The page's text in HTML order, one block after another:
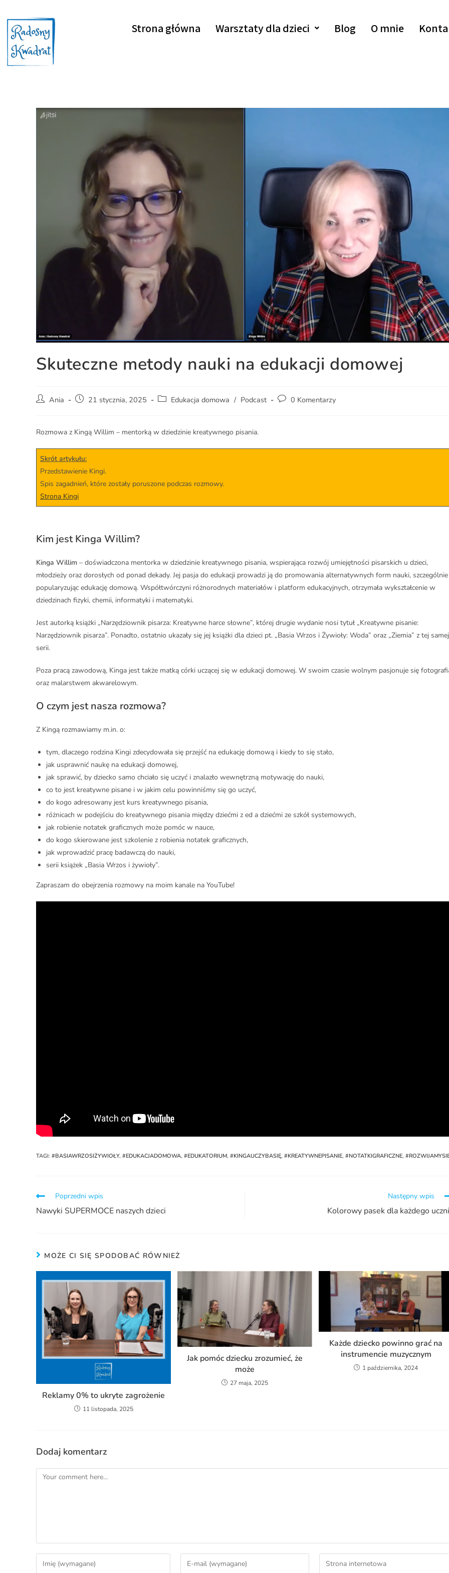
Strona główna Warsztaty dla dzieci Blog O mnie
Skuteczne metody nauki na edukacji domowej
Ania 21 stycznia, 2025 Edukacja domowa / Podcast 0 Komentarzy
Rozmowa z Kingą Willim – mentorką w dziedzinie kreatywnego pisania.
Skrót artykułu:
Przedstawienie Kingi.
Spis zagadnień, które zostały poruszone podczas rozmowy.
Strona Kingi
Kim jest Kinga Willim?
Kinga Willim – doświadczona mentorka w dziedzinie kreatywnego pisania, wspierająca rozwój umiejętności pisarskich u dzieci,
młodzieży oraz dorosłych od ponad dekady. Jej pasja do edukacji prowadzi ją do promowania alternatywnych form nauki, szczególnie
popularyzując edukację domową. Współtwórczyni różnorodnych materiałów i platform edukacyjnych, otrzymała wykształcenie w
dziedzinach fizyki, chemii, informatyki i matematyki.
Jest autorką książki „Narzędziownik pisarza: Kreatywne harce słowne”, której drugie wydanie nosi tytuł „Kreatywne pisanie:
Narzędziownik pisarza”. Ponadto, ostatnio ukazały się jej książki dla dzieci pt. „Basia Wrzos i Żywioły: Woda” oraz „Ziemia” z tej samej
serii.
Poza pracą zawodową, Kinga jest także matką córki uczącej się w edukacji domowej. W swoim czasie wolnym pasjonuje się
oraz malarstwem akwarelowym.
O czym jest nasza rozmowa?
Z Kingą rozmawiamy m.in. o:
tym, dlaczego rodzina Kingi zdecydowała się przejść na edukację domową i kiedy to się stało,
jak usprawnić naukę na edukacji domowej,
jak sprawić, by dziecko samo chciało się uczyć i znalazło wewnętrzną motywację do nauki,
co to jest kreatywne pisane i w jakim celu powinniśmy się go uczyć,
do kogo adresowany jest kurs kreatywnego pisania,
różnicach w podejściu do kreatywnego pisania między dziećmi z ed a dziećmi ze szkół systemowych,
jak robienie notatek graficznych może pomóc w nauce,
do kogo skierowane jest szkolenie z robienia notatek graficznych,
jak wprowadzić pracę badawczą do nauki,
serii książek „Basia Wrzos i żywioły”.
Zapraszam do obejrzenia rozmowy na moim kanale na YouTube!
TAGI: #BASIAWRZOSIŻYWIOŁY, #EDUKACJADOMOWA, #EDUKATORIUM, #KINGAUCZYBASIĘ, #KREATYWNEPISANIE, #NOTATKIGRAFICZNE,
Poprzedni wpis
Nawyki SUPERMOCE naszych dzieci
Następny wpis
Kolorowy pasek dla każdego
MOŻE CI SIĘ SPODOBAĆ RÓWNIEŻ
Reklamy 0% to ukryte zagrożenie
11 listopada, 2025
Jak pomóc dziecku zrozumieć, że
może
27 maja, 2025
Każde dziecko powinno grać na
instrumencie muzycznym
1 października, 2024
Dodaj komentarz